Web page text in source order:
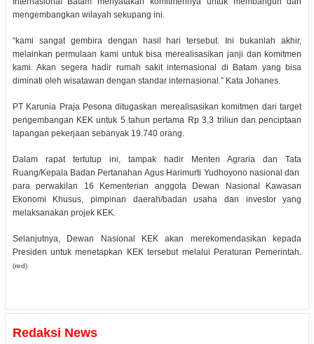
mengembangkan wilayah sekupang ini.
“kami sangat gembira dengan hasil hari tersebut. Ini bukanlah akhir,
melainkan permulaan kami untuk bisa merealisasikan janji dan komitmen
kami. Akan segera hadir rumah sakit internasional di Batam yang bisa
diminati oleh wisatawan dengan standar internasional.” Kata Johanes.
PT Karunia Praja Pesona ditugaskan merealisasikan komitmen dari target
pengembangan KEK untuk 5 tahun pertama Rp 3,3 triliun dan penciptaan
lapangan pekerjaan sebanyak 19.740 orang.
Dalam rapat tertutup ini, tampak hadir Menteri Agraria dan Tata
Ruang/Kepala Badan Pertanahan Agus Harimurti Yudhoyono nasional dan
para perwakilan 16 Kementerian anggota Dewan Nasional Kawasan
Ekonomi Khusus, pimpinan daerah/badan usaha dan investor yang
melaksanakan projek KEK.
Selanjutnya, Dewan Nasional KEK akan merekomendasikan kepada
Presiden untuk menetapkan KEK tersebut melalui Peraturan Pemerintah.
(red)
Redaksi News